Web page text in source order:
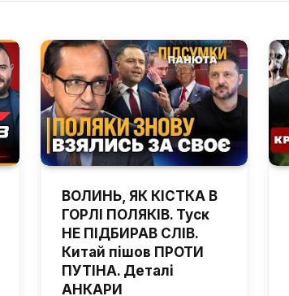
ВОЛИНЬ, ЯК КІСТКА В
ГОРЛІ ПОЛЯКІВ. Туск
НЕ ПІДБИРАВ СЛІВ.
Китай пішов ПРОТИ
ПУТІНА. Деталі
АНКАРИ